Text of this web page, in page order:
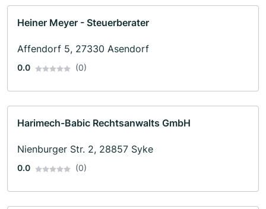
Heiner Meyer - Steuerberater
Affendorf 5, 27330 Asendorf
0.0 (0)
Harimech-Babic Rechtsanwalts GmbH
Nienburger Str. 2, 28857 Syke
0.0 (0)